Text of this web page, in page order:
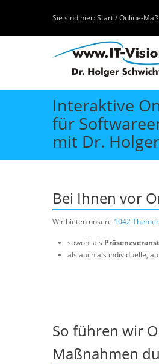
Sie sind hier:Start / Online-
Interaktive
für
mit Dr.
Bei Ihnen vor
Wir bieten unsere 1042
sowohl als
als auch als individuelle,
So führen wir
Maßnahmen